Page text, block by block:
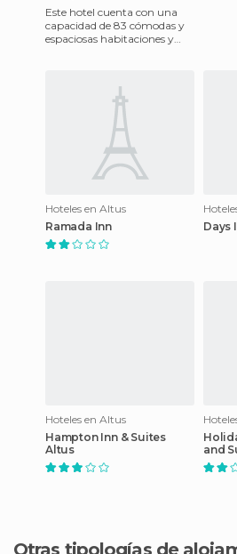
Este hotel cuenta con una
capacidad de 83 cómodas y
espaciosas habitaciones y
Hoteles en Altus
Ramada Inn
Days
Hoteles en Altus
Hampton Inn & Suites
Altus
and
Otras tipologías de